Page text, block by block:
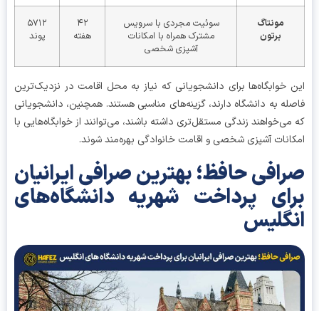
مونتاگ
سوئیت مجردی با سرویس
مشترک همراه با امکانات
آشپزی شخصی
خوابگاه‌ها برای دانشجویانی که نیاز به محل اقامت در نزدیک‌ترین
به دانشگاه دارند، گزینه‌های مناسبی هستند. همچنین، دانشجویانی
زندگی مستقل‌تری داشته باشند، می‌توانند از خوابگاه‌هایی با
آشپزی شخصی و اقامت خانوادگی بهره‌مند شوند.
حافظ؛ بهترین صرافی ایرانیان
پرداخت شهریه دانشگاه‌های